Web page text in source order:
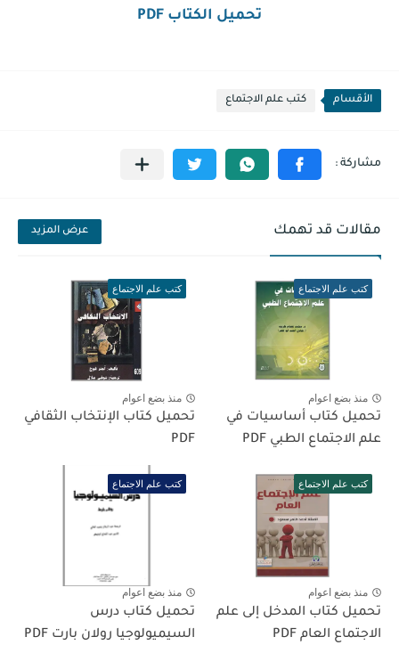
تحميل الكتاب PDF
الأقسام كتب علم الاجتماع
مقالات قد تهمك عرض المزيد
كتب علم الاجتماع
منذ بضع اعوام
تحميل كتاب أساسيات في
علم الاجتماع الطبي PDF
كتب علم الاجتماع
منذ بضع اعوام
تحميل كتاب الإنتخاب الثقافي
PDF
كتب علم الاجتماع
منذ بضع اعوام
تحميل كتاب المدخل إلى علم
الاجتماع العام PDF
كتب علم الاجتماع
منذ بضع اعوام
تحميل كتاب درس
السيميولوجيا رولان بارت PDF